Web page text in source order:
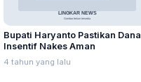
Bupati Haryanto Pastikan Dana
Insentif Nakes Aman
4 tahun yang lalu